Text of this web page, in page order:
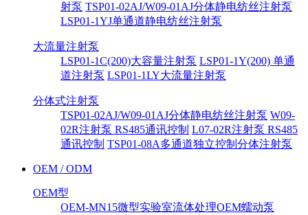
射泵 TSP01-02AJ/W09-01AJ分体静电纺丝注射泵
LSP01-1YJ单通道静电纺丝注射泵
大流量注射泵
LSP01-1C(200)大容量注射泵 LSP01-1Y(200) 单通
道注射泵 LSP01-1LY大流量注射泵
分体式注射泵
TSP01-02AJ/W09-01AJ分体静电纺丝注射泵 W09-
02R注射泵 RS485通讯控制 L07-02R注射泵 RS485
通讯控制 TSP01-08A多通道独立控制分体注射泵
OEM / ODM
OEM型
OEM-MN15微型实验室流体处理OEM蠕动泵